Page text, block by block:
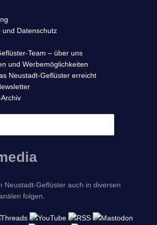
und Datenschutz
Team – über uns
und Werbemöglichkeiten
Neustadt-Geflüster erreicht
Neustadt-Geflüster auch in diversen
folgen.